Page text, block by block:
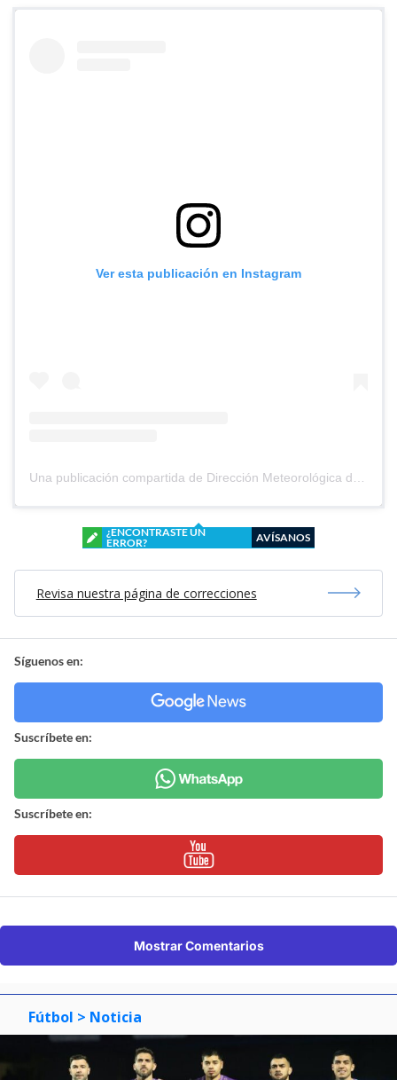
Ver esta publicación en Instagram
¿ENCONTRASTE UN
ERROR?
AVÍSANOS
Revisa nuestra página de correcciones
Síguenos en:
Suscríbete en:
Suscríbete en:
Mostrar Comentarios
Fútbol > Noticia